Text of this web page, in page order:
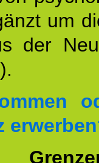
um
der